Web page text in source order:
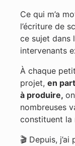
Ce qui m’a
l’écriture de
ce sujet dans
intervenants
À chaque
projet, en
à produire,
nombreuses
constituent la
🎬 Depuis,